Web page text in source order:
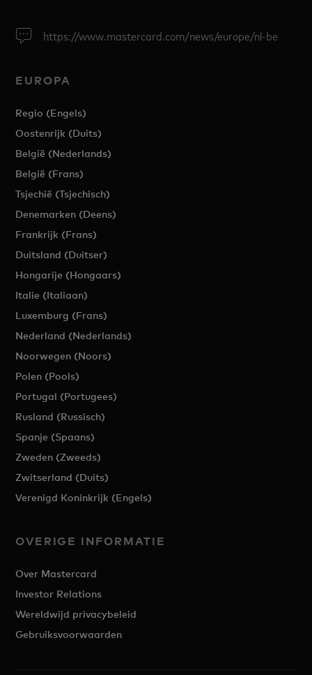
https://www.mastercard.com/news/europe/nl-be
EUROPA
Regio (Engels)
Oostenrijk (Duits)
België (Nederlands)
België (Frans)
Tsjechië (Tsjechisch)
Denemarken (Deens)
Frankrijk (Frans)
Duitsland (Duitser)
Hongarije (Hongaars)
Italie (Italiaan)
Luxemburg (Frans)
Nederland (Nederlands)
Noorwegen (Noors)
Polen (Pools)
Portugal (Portugees)
Rusland (Russisch)
Spanje (Spaans)
Zweden (Zweeds)
Zwitserland (Duits)
Verenigd Koninkrijk (Engels)
OVERIGE INFORMATIE
Over Mastercard
Investor Relations
Wereldwijd privacybeleid
Gebruiksvoorwaarden